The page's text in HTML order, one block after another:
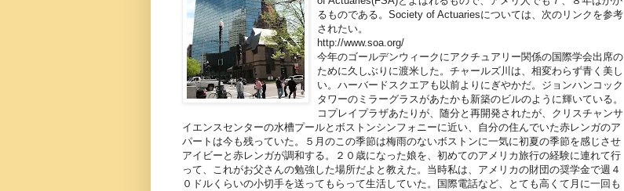
るものである。Society of Actuariesについては、次のリンクを参考
されたい。
http://www.soa.org/
今年のゴールデンウィークにアクチュアリー関係の国際学会出席の
ために久しぶりに渡米した。チャールズ川は、相変わらず青く美し
い。ハーバードスクエアも以前よりにぎやかだ。ジョンハンコック
タワーのミラーグラスがあたかも新築のビルのように輝いている。
コプレイプラザあたりが、随分と再開発されたが、クリスチャンサ
イエンスセンターの水槽プールとボストンシンフォニーに近い、自分の住んでいた赤レンガのア
パートは今も残っていた。５月のこの季節は梅雨のないボストンに一気に初夏の季節を感じさせ
アイビーと赤レンガが調和する。２０歳になった娘を、初めてのアメリカ旅行の経験に連れて行
って、これがお父さんの勉強した場所だよと教えた。当時私は、アメリカの財団の奨学金で週４
０ドルくらいの小切手を送ってもらって生活していた。国際電話など、とても高くて月に一回も